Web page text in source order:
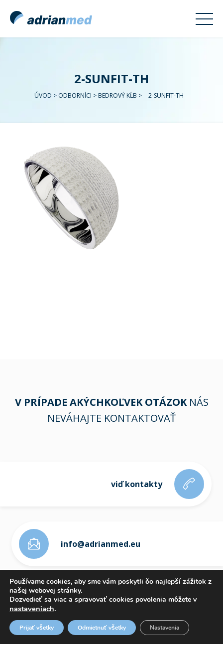
2-SUNFIT-TH
ÚVOD > ODBORNÍCI > BEDROVÝ KĹB > 2-SUNFIT-TH
V PRÍPADE AKÝCHKOĽVEK OTÁZOKNÁS
NEVÁHAJTE KONTAKTOVAŤ
viď kontakty
info@adrianmed.eu
OZNAMOVANIE PROTISPOLOČENSKEJ ČINNOSTI
Používame cookies, aby sme vám poskytli čo najlepší zážitok z
našej webovej stránky.
Dozvedieť sa viac a spravovať cookies povolenia môžete v
nastaveniach.
Prijať všetky Odmietnuť všetky Nastavenia